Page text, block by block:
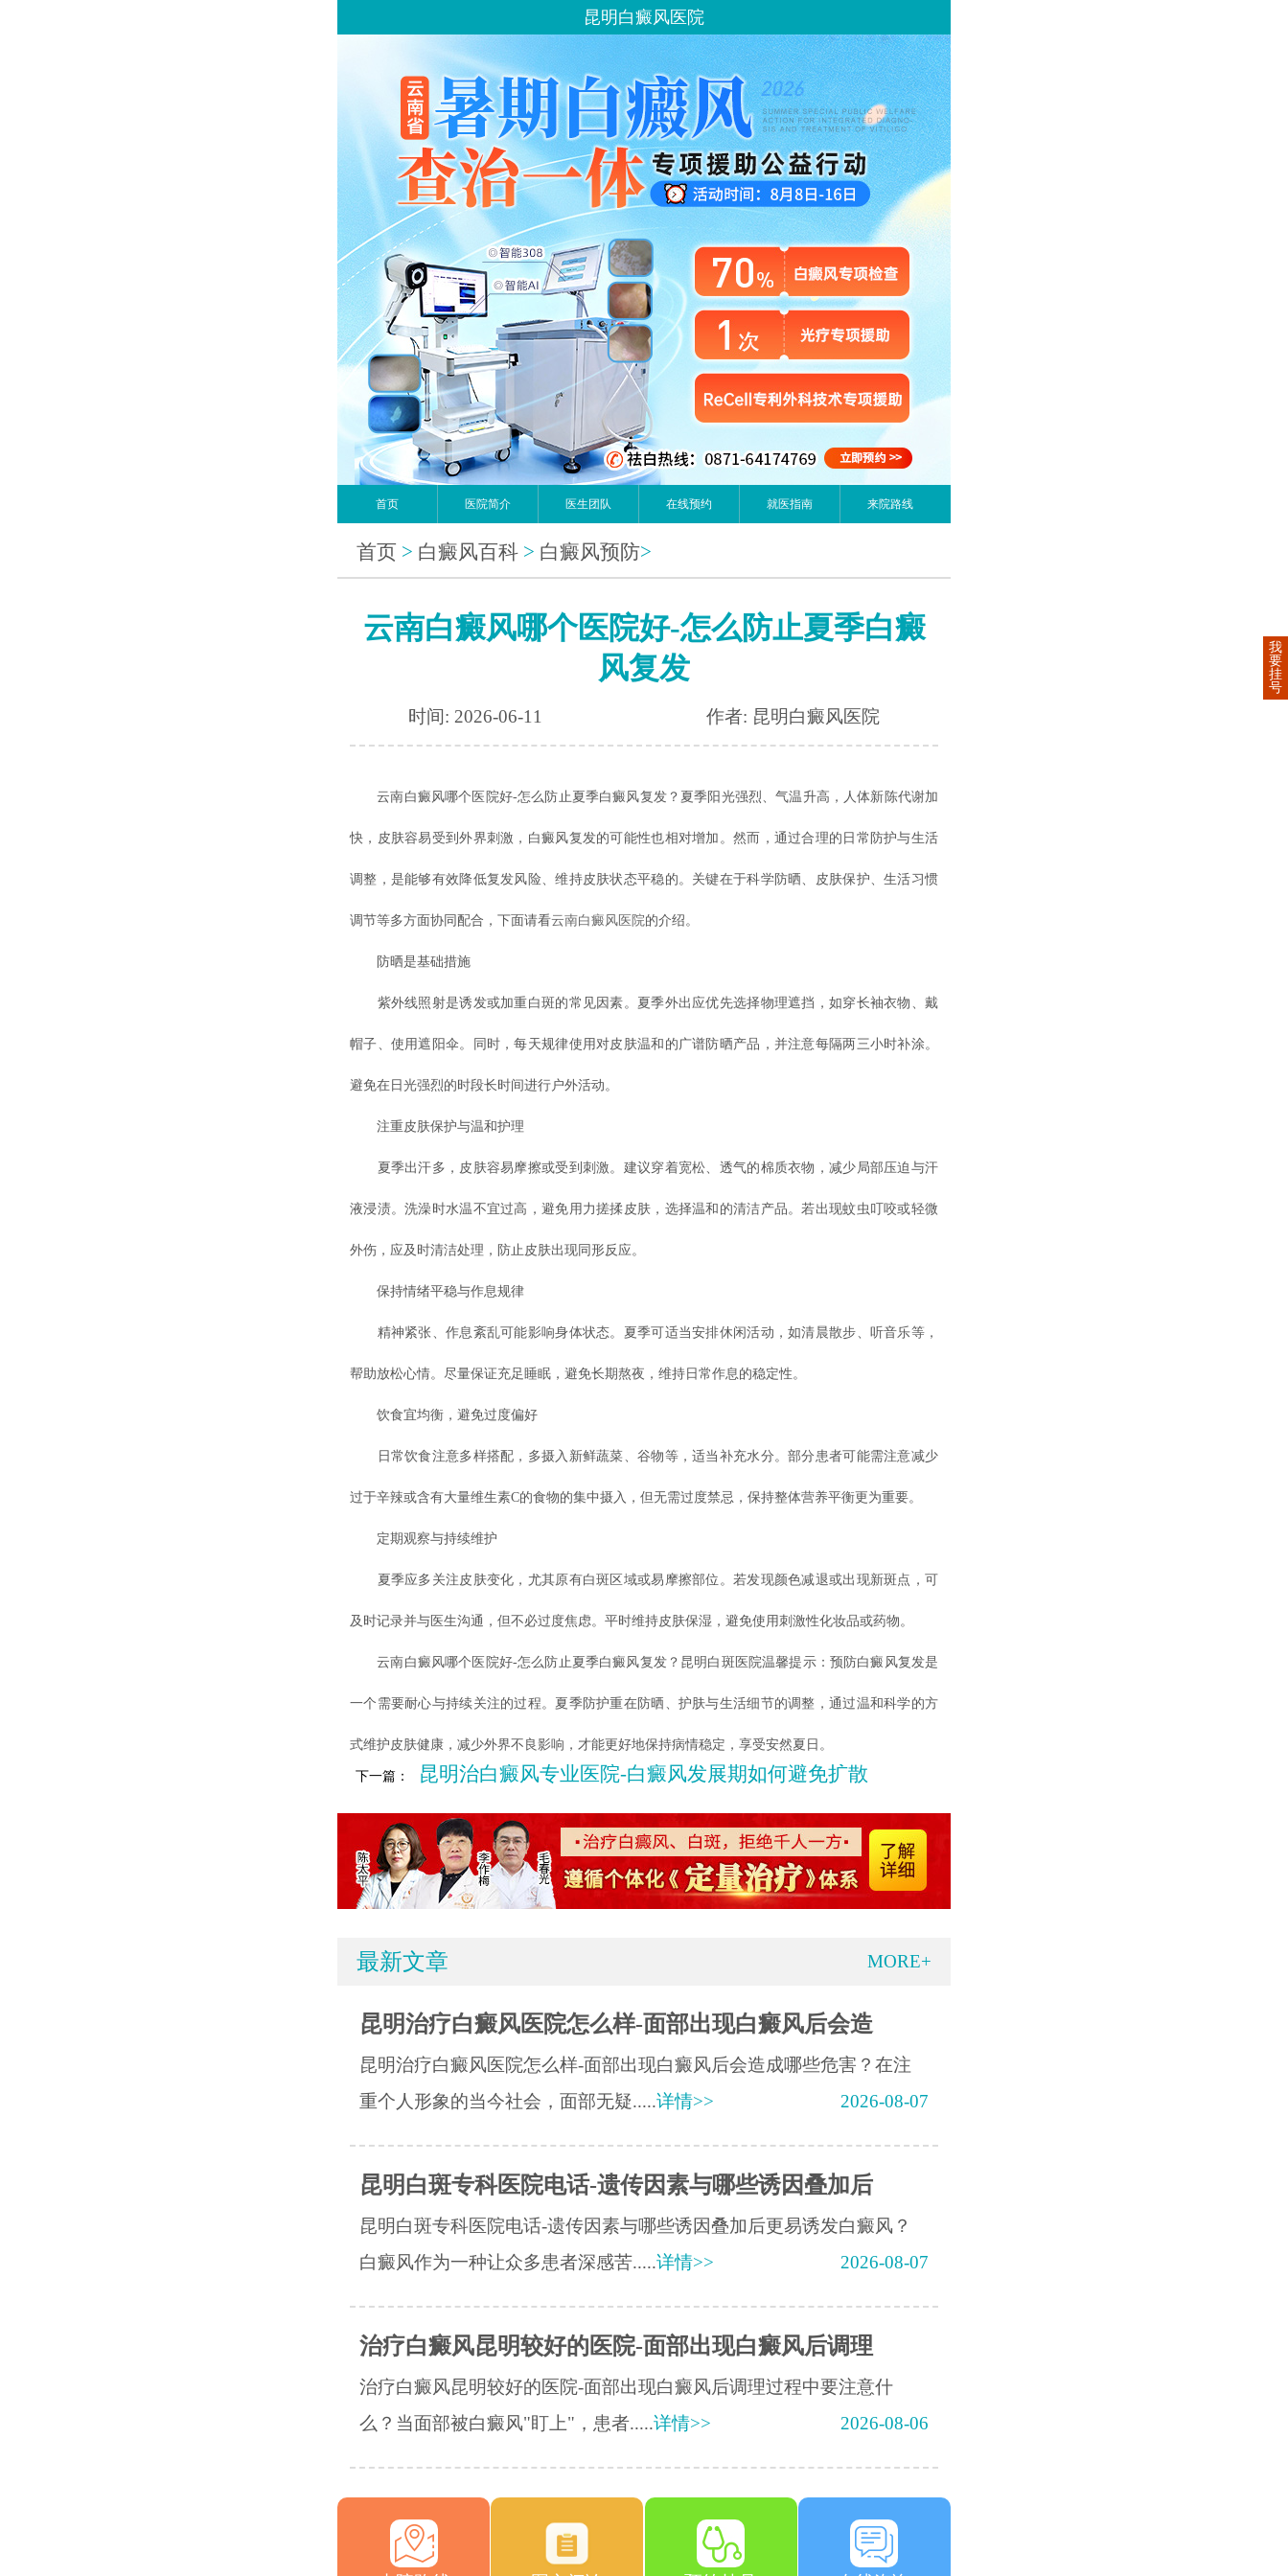
昆明白癜风医院
首页 医院简介 医生团队 在线预约 就医指南 来院路线
首页 > 白癜风百科 > 白癜风预防>
云南白癜风哪个医院好-怎么防止夏季白癜
风复发
时间: 2026-06-11 作者: 昆明白癜风医院
云南白癜风哪个医院好-怎么防止夏季白癜风复发？夏季阳光强烈、气温升高，人体新陈代谢加
快，皮肤容易受到外界刺激，白癜风复发的可能性也相对增加。然而，通过合理的日常防护与生活
调整，是能够有效降低复发风险、维持皮肤状态平稳的。关键在于科学防晒、皮肤保护、生活习惯
调节等多方面协同配合，下面请看云南白癜风医院的介绍。
防晒是基础措施
紫外线照射是诱发或加重白斑的常见因素。夏季外出应优先选择物理遮挡，如穿长袖衣物、戴
帽子、使用遮阳伞。同时，每天规律使用对皮肤温和的广谱防晒产品，并注意每隔两三小时补涂。
避免在日光强烈的时段长时间进行户外活动。
注重皮肤保护与温和护理
夏季出汗多，皮肤容易摩擦或受到刺激。建议穿着宽松、透气的棉质衣物，减少局部压迫与汗
液浸渍。洗澡时水温不宜过高，避免用力搓揉皮肤，选择温和的清洁产品。若出现蚊虫叮咬或轻微
外伤，应及时清洁处理，防止皮肤出现同形反应。
保持情绪平稳与作息规律
精神紧张、作息紊乱可能影响身体状态。夏季可适当安排休闲活动，如清晨散步、听音乐等，
帮助放松心情。尽量保证充足睡眠，避免长期熬夜，维持日常作息的稳定性。
饮食宜均衡，避免过度偏好
日常饮食注意多样搭配，多摄入新鲜蔬菜、谷物等，适当补充水分。部分患者可能需注意减少
过于辛辣或含有大量维生素C的食物的集中摄入，但无需过度禁忌，保持整体营养平衡更为重要。
定期观察与持续维护
夏季应多关注皮肤变化，尤其原有白斑区域或易摩擦部位。若发现颜色减退或出现新斑点，可
及时记录并与医生沟通，但不必过度焦虑。平时维持皮肤保湿，避免使用刺激性化妆品或药物。
云南白癜风哪个医院好-怎么防止夏季白癜风复发？昆明白斑医院温馨提示：预防白癜风复发是
一个需要耐心与持续关注的过程。夏季防护重在防晒、护肤与生活细节的调整，通过温和科学的方
式维护皮肤健康，减少外界不良影响，才能更好地保持病情稳定，享受安然夏日。
下一篇： 昆明治白癜风专业医院-白癜风发展期如何避免扩散
最新文章 MORE+
昆明治疗白癜风医院怎么样-面部出现白癜风后会造
昆明治疗白癜风医院怎么样-面部出现白癜风后会造成哪些危害？在注
重个人形象的当今社会，面部无疑.....详情>> 2026-08-07
昆明白斑专科医院电话-遗传因素与哪些诱因叠加后
昆明白斑专科医院电话-遗传因素与哪些诱因叠加后更易诱发白癜风？
白癜风作为一种让众多患者深感苦.....详情>> 2026-08-07
治疗白癜风昆明较好的医院-面部出现白癜风后调理
治疗白癜风昆明较好的医院-面部出现白癜风后调理过程中要注意什
么？当面部被白癜风"盯上"，患者.....详情>> 2026-08-06
我
要
挂
号